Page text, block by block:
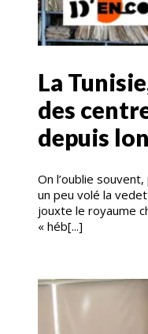
La
des
depuis
On l’oublie
un peu volé la
jouxte le royaume
« héb[...]